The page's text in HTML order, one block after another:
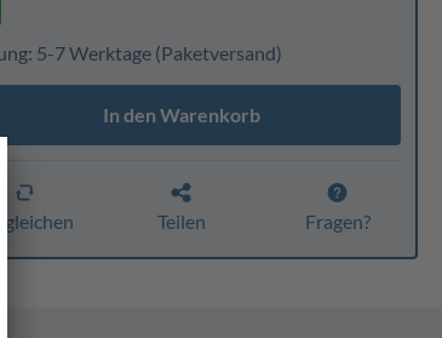
5-7 Werktage(Paketversand)
In den Warenkorb
Teilen Fragen?